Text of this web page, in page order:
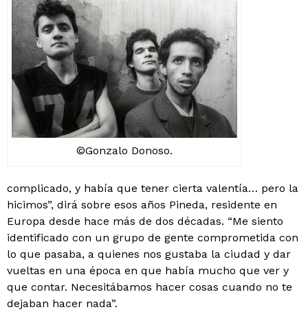
©Gonzalo Donoso.
complicado, y había que tener cierta valentía… pero la
hicimos”, dirá sobre esos años Pineda, residente en
Europa desde hace más de dos décadas. “Me siento
identificado con un grupo de gente comprometida con
lo que pasaba, a quienes nos gustaba la ciudad y dar
vueltas en una época en que había mucho que ver y
que contar. Necesitábamos hacer cosas cuando no te
dejaban hacer nada”.